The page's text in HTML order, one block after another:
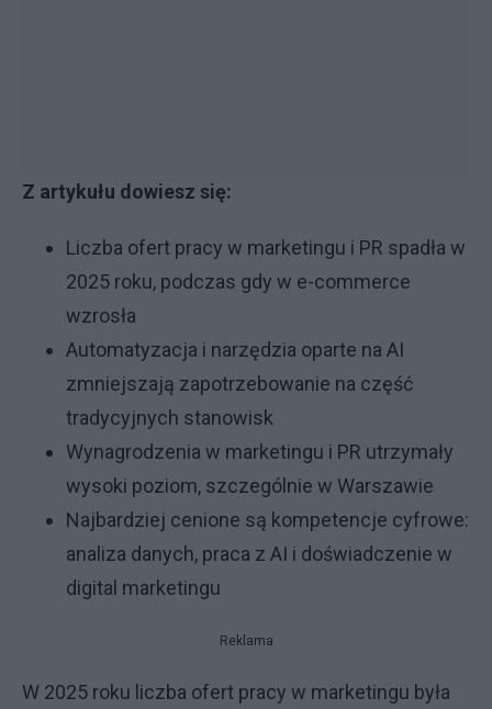
Z artykułu dowiesz się:
Liczba ofert pracy w marketingu i PR spadła w
2025 roku, podczas gdy w e-commerce
wzrosła
Automatyzacja i narzędzia oparte na AI
zmniejszają zapotrzebowanie na część
tradycyjnych stanowisk
Wynagrodzenia w marketingu i PR utrzymały
wysoki poziom, szczególnie w Warszawie
Najbardziej cenione są kompetencje cyfrowe:
analiza danych, praca z AI i doświadczenie w
digital marketingu
Reklama
W 2025 roku liczba ofert pracy w marketingu była